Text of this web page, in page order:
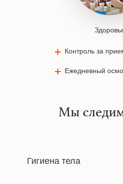
Контроль за
Ежедневный
Мы
Гигиена тела